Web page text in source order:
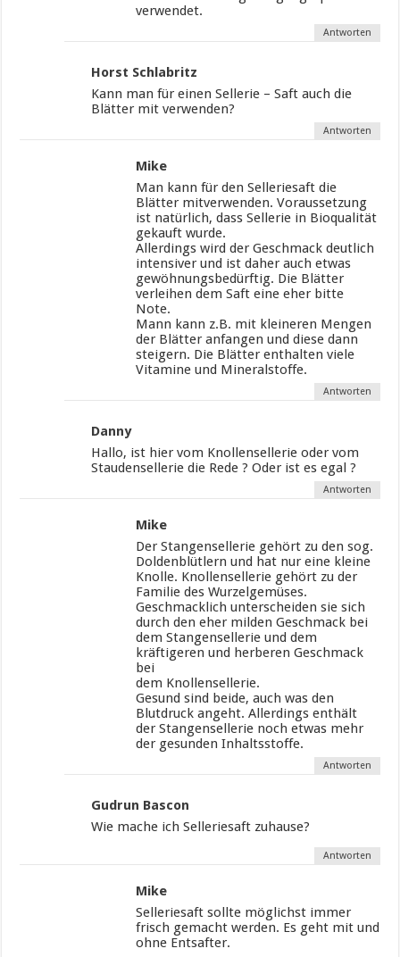
verwendet.
Antworten
Horst Schlabritz
Kann man für einen Sellerie – Saft auch die
Blätter mit verwenden?
Antworten
Mike
Man kann für den Selleriesaft die
Blätter mitverwenden. Voraussetzung
ist natürlich, dass Sellerie in Bioqualität
gekauft wurde.
Allerdings wird der Geschmack deutlich
intensiver und ist daher auch etwas
gewöhnungsbedürftig. Die Blätter
verleihen dem Saft eine eher bitte
Note.
Mann kann z.B. mit kleineren Mengen
der Blätter anfangen und diese dann
steigern. Die Blätter enthalten viele
Vitamine und Mineralstoffe.
Antworten
Danny
Hallo, ist hier vom Knollensellerie oder vom
Staudensellerie die Rede ? Oder ist es egal ?
Antworten
Mike
Der Stangensellerie gehört zu den sog.
Doldenblütlern und hat nur eine kleine
Knolle. Knollensellerie gehört zu der
Familie des Wurzelgemüses.
Geschmacklich unterscheiden sie sich
durch den eher milden Geschmack bei
dem Stangensellerie und dem
kräftigeren und herberen Geschmack
bei
dem Knollensellerie.
Gesund sind beide, auch was den
Blutdruck angeht. Allerdings enthält
der Stangensellerie noch etwas mehr
der gesunden Inhaltsstoffe.
Antworten
Gudrun Bascon
Wie mache ich Selleriesaft zuhause?
Antworten
Mike
Selleriesaft sollte möglichst immer
frisch gemacht werden. Es geht mit und
ohne Entsafter.